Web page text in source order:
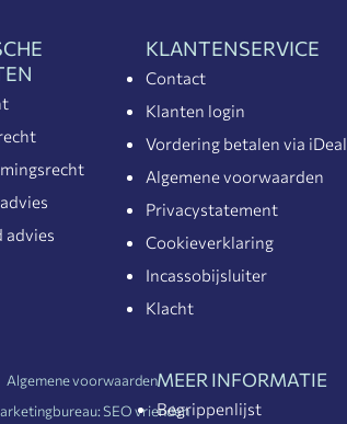
advies
KLANTENSERVICE
Contact
Klanten login
Vordering betalen via iDeal
Algemene voorwaarden
Privacystatement
Cookieverklaring
Incassobijsluiter
Klacht
MEER INFORMATIE
Begrippenlijst
Algemene voorwaarden
SEO vrienden